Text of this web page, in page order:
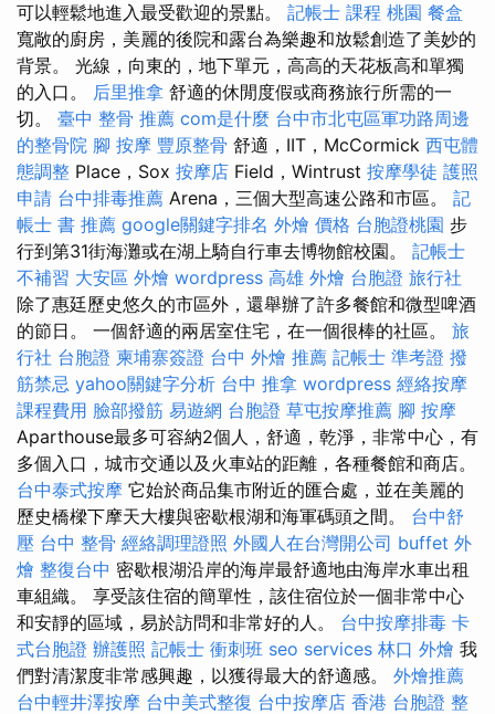
可以輕鬆地進入最受歡迎的景點。 記帳士 課程 桃園 餐盒
寬敞的廚房，美麗的後院和露台為樂趣和放鬆創造了美妙的
背景。 光線，向東的，地下單元，高高的天花板高和單獨
的入口。 后里推拿 舒適的休閒度假或商務旅行所需的一
切。 臺中 整骨 推薦 com是什麼 台中市北屯區軍功路周邊
的整骨院 腳 按摩 豐原整骨 舒適，IIT，McCormick 西屯體
態調整 Place，Sox 按摩店 Field，Wintrust 按摩學徒 護照
申請 台中排毒推薦 Arena，三個大型高速公路和市區。 記
帳士 書 推薦 google關鍵字排名 外燴 價格 台胞證桃園 步
行到第31街海灘或在湖上騎自行車去博物館校園。 記帳士
不補習 大安區 外燴 wordpress 高雄 外燴 台胞證 旅行社
除了惠廷歷史悠久的市區外，還舉辦了許多餐館和微型啤酒
的節日。 一個舒適的兩居室住宅，在一個很棒的社區。 旅
行社 台胞證 柬埔寨簽證 台中 外燴 推薦 記帳士 準考證 撥
筋禁忌 yahoo關鍵字分析 台中 推拿 wordpress 經絡按摩
課程費用 臉部撥筋 易遊網 台胞證 草屯按摩推薦 腳 按摩
Aparthouse最多可容納2個人，舒適，乾淨，非常中心，有
多個入口，城市交通以及火車站的距離，各種餐館和商店。
台中泰式按摩 它始於商品集市附近的匯合處，並在美麗的
歷史橋樑下摩天大樓與密歇根湖和海軍碼頭之間。 台中舒
壓 台中 整骨 經絡調理證照 外國人在台灣開公司 buffet 外
燴 整復台中 密歇根湖沿岸的海岸最舒適地由海岸水車出租
車組織。 享受該住宿的簡單性，該住宿位於一個非常中心
和安靜的區域，易於訪問和非常好的人。 台中按摩排毒 卡
式台胞證 辦護照 記帳士 衝刺班 seo services 林口 外燴 我
們對清潔度非常感興趣，以獲得最大的舒適感。 外燴推薦
台中輕井澤按摩 台中美式整復 台中按摩店 香港 台胞證 整